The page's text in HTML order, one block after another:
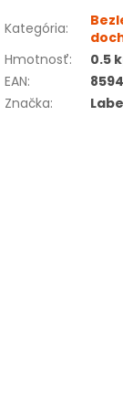
Kategória:
Hmotnosť:
0.5
EAN:
Značka: